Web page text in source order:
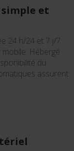
et
24 h/24 et 7 j/7
Hébergé
du
assurent